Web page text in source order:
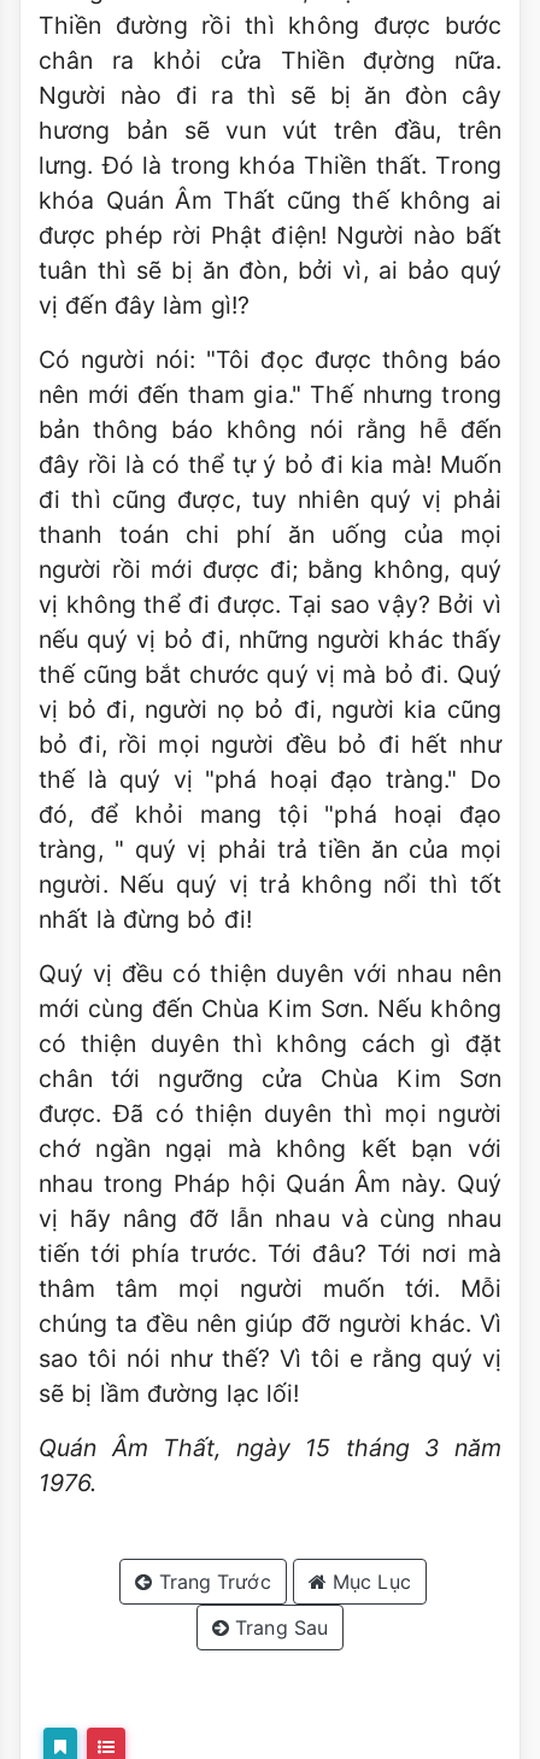
Thiền đường rồi thì không được bước
chân ra khỏi cửa Thiền đựờng nữa.
Người nào đi ra thì sẽ bị ăn đòn cây
hương bản sẽ vun vút trên đầu, trên
lưng. Ðó là trong khóa Thiền thất. Trong
khóa Quán Âm Thất cũng thế không ai
được phép rời Phật điện! Người nào bất
tuân thì sẽ bị ăn đòn, bởi vì, ai bảo quý
vị đến đây làm gì!?
Có người nói: "Tôi đọc được thông báo
nên mới đến tham gia." Thế nhưng trong
bản thông báo không nói rằng hễ đến
đây rồi là có thể tự ý bỏ đi kia mà! Muốn
đi thì cũng được, tuy nhiên quý vị phải
thanh toán chi phí ăn uống của mọi
người rồi mới được đi; bằng không, quý
vị không thể đi được. Tại sao vậy? Bởi vì
nếu quý vị bỏ đi, những người khác thấy
thế cũng bắt chước quý vị mà bỏ đi. Quý
vị bỏ đi, người nọ bỏ đi, người kia cũng
bỏ đi, rồi mọi người đều bỏ đi hết như
thế là quý vị "phá hoại đạo tràng." Do
đó, để khỏi mang tội "phá hoại đạo
tràng, " quý vị phải trả tiền ăn của mọi
người. Nếu quý vị trả không nổi thì tốt
nhất là đừng bỏ đi!
Quý vị đều có thiện duyên với nhau nên
mới cùng đến Chùa Kim Sơn. Nếu không
có thiện duyên thì không cách gì đặt
chân tới ngưỡng cửa Chùa Kim Sơn
được. Ðã có thiện duyên thì mọi người
chớ ngần ngại mà không kết bạn với
nhau trong Pháp hội Quán Âm này. Quý
vị hãy nâng đỡ lẫn nhau và cùng nhau
tiến tới phía trước. Tới đâu? Tới nơi mà
thâm tâm mọi người muốn tới. Mỗi
chúng ta đều nên giúp đỡ người khác. Vì
sao tôi nói như thế? Vì tôi e rằng quý vị
sẽ bị lầm đường lạc lối!
Quán Âm Thất, ngày 15 tháng 3 năm
1976.
Trang Trước
Mục Lục
Trang Sau